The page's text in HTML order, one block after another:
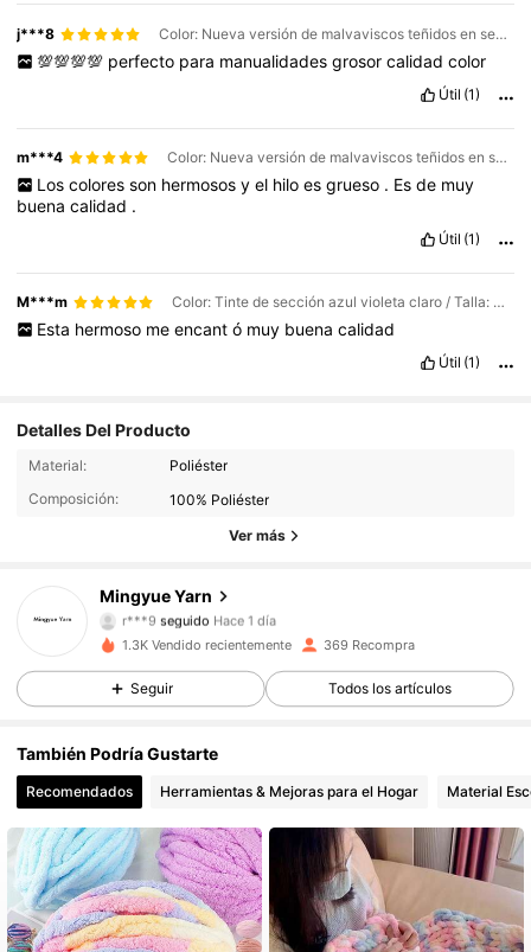
j***8 Color: Nueva versión de malvaviscos teñidos en segmentos / Talla: Cada cucharada pesa aproximadamente entre 90 y 100 g.
💯💯💯💯 perfecto para manualidades grosor calidad color
Útil (1)
m***4 Color: Nueva versión de malvaviscos teñidos en segmentos / Talla: Cada cucharada pesa aproximadamente entre 90 y 100 g.
Los colores son hermosos y el hilo es grueso . Es de muy
buenacalidad .
Útil (1)
M***m Color: Tinte de sección azul violeta claro / Talla: Cada cucharada pesa aproximadamente entre 90 y 100 g.
Esta hermoso me encant ó muy buena calidad
Útil (1)
Detalles Del Producto
Material:
Poliéster
Composición:
100% Poliéster
Ver más
Mingyue Yarn
4,95
171 Seguidores
r***9 seguido Hace 1 día
4,95
171 Seguidores
4,95 171 Seguidores
4,95 171 Seguidores
4,95 171 Seguidores
4,95 171 Seguidores
4,95 171 Seguidores
4,95 171 Seguidores
1.3K Vendido recientemente 369 Recompra
Seguir Todos los artículos
También Podría Gustarte
Recomendados Herramientas & Mejoras para el Hogar Material